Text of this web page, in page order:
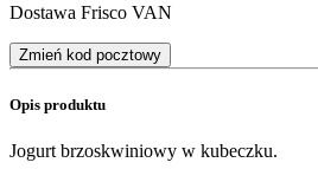
Dostawa Frisco VAN
Zmień kod pocztowy
Opis produktu
Jogurt brzoskwiniowy w kubeczku.